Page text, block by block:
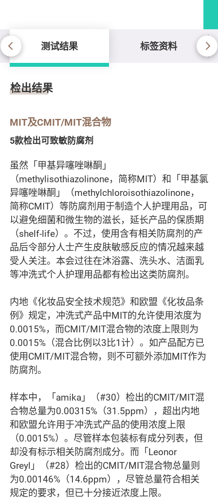
测试结果 标签资料
测试结果
检出结果
MIT及CMIT/MIT混合物
5款检出可致敏防腐剂
虽然「甲基异噻唑啉酮」
（methylisothiazolinone，简称MIT）和「甲基氯
异噻唑啉酮」（methylchloroisothiazolinone，
简称CMIT）等防腐剂用于制造个人护理用品，可
以避免细菌和微生物的滋长，延长产品的保质期
（shelf-life）。不过，使用含有相关防腐剂的产
品后令部分人士产生皮肤敏感反应的情况越来越
受人关注。本会过往在沐浴露、洗头水、洁面乳
等冲洗式个人护理用品都有检出这类防腐剂。
内地《化妆品安全技术规范》和欧盟《化妆品条
例》规定，冲洗式产品中MIT的允许使用浓度为
0.0015%，而CMIT/MIT混合物的浓度上限则为
0.0015%（混合比例以3比1计）。如产品配方已
使用CMIT/MIT混合物，则不可额外添加MIT作为
防腐剂。
样本中，「amika」（#30）检出的CMIT/MIT混
合物总量为0.00315%（31.5ppm），超出内地
和欧盟允许用于冲洗式产品的使用浓度上限
（0.0015%）。尽管样本包装标有成分列表，但
却没有标示相关防腐剂成分。而「Leonor
Greyl」（#28）检出的CMIT/MIT混合物总量则
为0.00146%（14.6ppm），尽管总量符合相关
规定的要求，但已十分接近浓度上限。